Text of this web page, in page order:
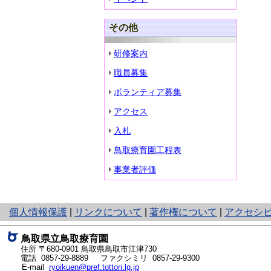
その他
研修案内
職員募集
ボランティア募集
アクセス
入札
鳥取療育園工程表
事業者評価
個人情報保護
と
り
ネ
ッ
ト
へ
リンクについて 著作権について アクセシ
鳥取県立鳥取療育園
住所 〒680-0901 鳥取県鳥取市江津730
電話 0857-29-8889
ファクシミリ 0857-29-9300
E-mail ryoikuen@pref.tottori.lg.jp